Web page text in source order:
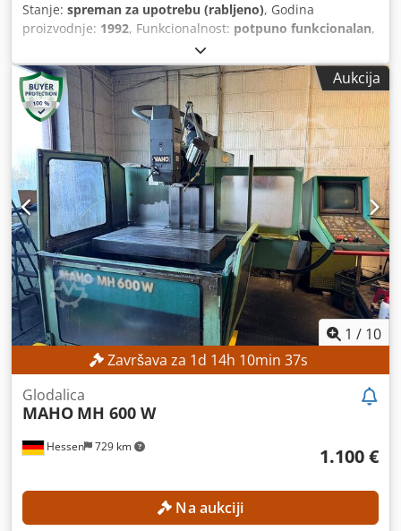
Stanje: spreman za upotrebu (rabljeno), Godina
proizvodnje: 1992, Funkcionalnost: potpuno funkcionalan,
600 mm
pomak osi Z:420 mm, maksimalna brzina vretena:4.000
okr/min , model upravljača: Heidenhain 407 , Nema
minimalne cijene – zajamčena prodaja po najvišoj ponudi!
TEHNIČKE KARAKTERISTIKE Hod po osi X: 600 mm Hod po
osi Y: 400 mm Hod po osi Z: 420 mm Maksimalna brzina
vretena: 4.000 o/min Držač alata: SK 40 Udaljenost vretena
od stola: 127–567 mm Promjer vretena u prednjem ležaju:
55 mm DETALJI O STROJU Upravljački sustav: Heidenhain
407 OPREMA Dwodpfxezpxfhs Af Sja Ručni kotač Mrežna
veza
Aukcija
1 / 10
Završava za 1d 14h 10min 34s
Hessen 729 km
Glodalica
MAHO MH 600 W
1.100 €
Na aukciji